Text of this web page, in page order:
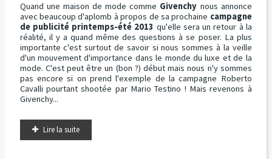
Quand une maison de mode comme Givenchy nous annonce
avec beaucoup d'aplomb à propos de sa prochaine campagne
de publicité printemps-été 2013 qu'elle sera un retour à la
réalité, il y a quand même des questions à se poser. La plus
importante c'est surtout de savoir si nous sommes à la veille
d'un mouvement d'importance dans le monde du luxe et de la
mode. C'est peut être un (bon ?) début mais nous n'y sommes
pas encore si on prend l'exemple de la campagne Roberto
Cavalli pourtant shootée par Mario Testino ! Mais revenons à
Givenchy...
Lire la suite